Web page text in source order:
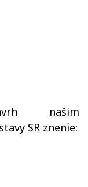
našim
SR znenie: